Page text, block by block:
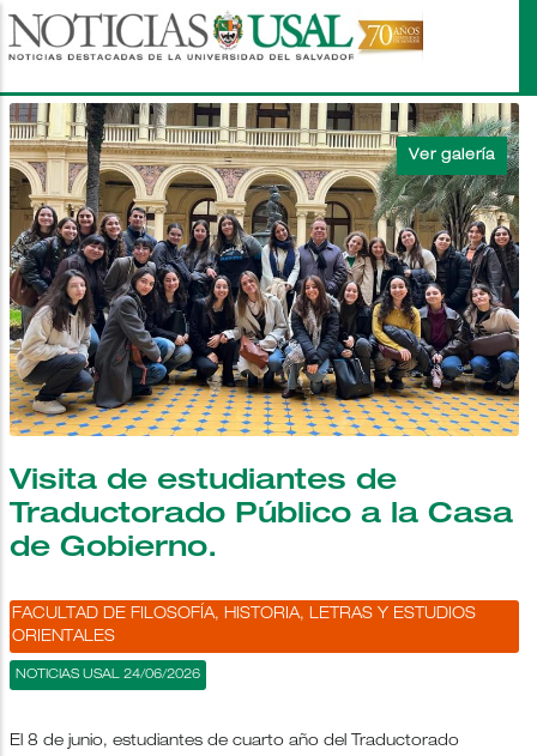
Pasar
al
principal
Visita de estudiantes de
Traductorado Público a la Casa
de Gobierno.
FACULTAD DE FILOSOFÍA, HISTORIA, LETRAS Y ESTUDIOS
ORIENTALES
NOTICIAS USAL 24/06/2026
El 8 de junio, estudiantes de cuarto año del Traductorado